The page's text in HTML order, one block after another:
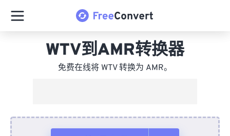
WTV到AMR转换器
免费在线将 WTV 转换为 AMR。